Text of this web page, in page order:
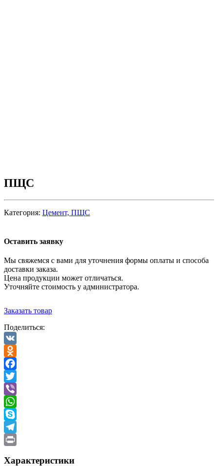
ПЩС
Категория: Цемент, ПЩС
Оставить заявку
Мы свяжемся с вами для уточнения формы оплаты и способа
доставки заказа.
Цена продукции может отличаться.
Уточняйте стоимость у администратора.
Заказать товар
Поделиться:
VK
Odnoklassniki
Facebook
Twitter
Viber
WhatsApp
Skype
Telegram
Характеристики